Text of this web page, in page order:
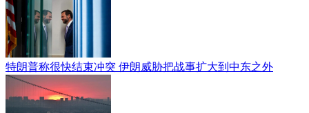
特朗普称很快结束冲突 伊朗威胁把战事扩大到中东之外